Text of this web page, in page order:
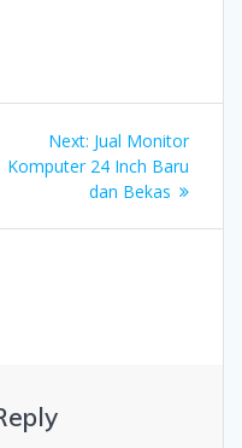
Next: Next
post:
Jual Monitor
Komputer 24 Inch Baru
dan Bekas